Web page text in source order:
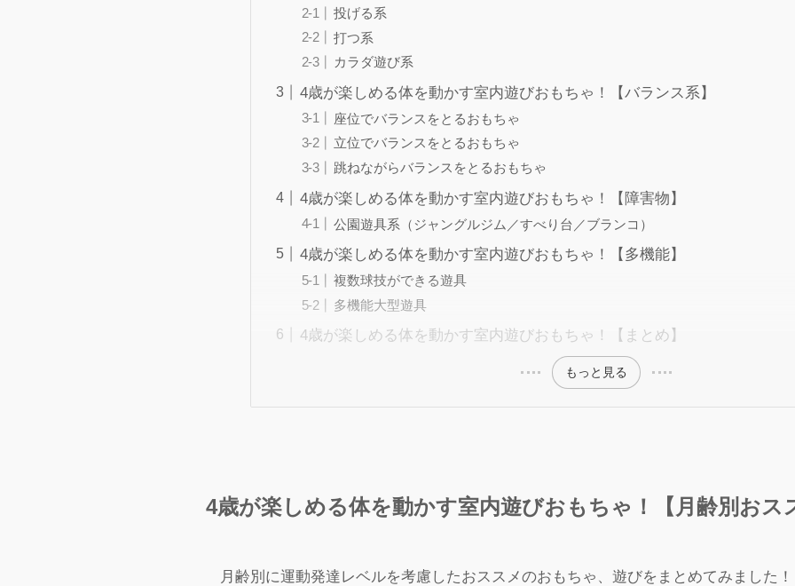
投げる系
打つ系
カラダ遊び系
4歳が楽しめる体を動かす室内遊びおもちゃ！【バランス系】
座位でバランスをとるおもちゃ
立位でバランスをとるおもちゃ
跳ねながらバランスをとるおもちゃ
4歳が楽しめる体を動かす室内遊びおもちゃ！【障害物】
公園遊具系（ジャングルジム／すべり台／ブランコ）
4歳が楽しめる体を動かす室内遊びおもちゃ！【多機能】
複数球技ができる遊具
多機能大型遊具
4歳が楽しめる体を動かす室内遊びおもちゃ！【まとめ】
もっと見る
4歳が楽しめる体を動かす室内遊びおもちゃ！【月齢別おス
月齢別に運動発達レベルを考慮したおススメのおもちゃ、遊びをまとめてみました！